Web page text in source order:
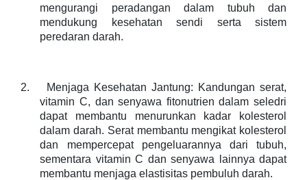
mengurangi peradangan dalam tubuh dan
mendukung kesehatan sendi serta sistem
peredaran darah.
2.
Menjaga Kesehatan Jantung: Kandungan serat,
vitamin C, dan senyawa fitonutrien dalam seledri
dapat membantu menurunkan kadar kolesterol
dalam darah. Serat membantu mengikat kolesterol
dan mempercepat pengeluarannya dari tubuh,
sementara vitamin C dan senyawa lainnya dapat
membantu menjaga elastisitas pembuluh darah.